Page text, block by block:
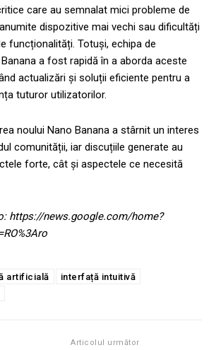
care au semnalat mici probleme de
dispozitive mai vechi sau dificultăți
funcționalități. Totuși, echipa de
a fost rapidă în a aborda aceste
actualizări și soluții eficiente pentru a
tuturor utilizatorilor.
noului Nano Banana a stârnit un interes
comunității, iar discuțiile generate au
forte, cât și aspectele ce necesită
https://news.google.com/home?
artificială
interfață intuitivă
Articolul următor